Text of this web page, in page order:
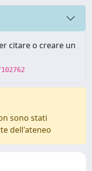
citare o creare un
sono stati
dell'ateneo